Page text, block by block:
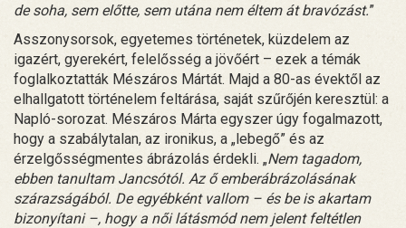
de soha, sem előtte, sem utána nem éltem át bravózást.”
Asszonysorsok, egyetemes történetek, küzdelem az
igazért, gyerekért, felelősség a jövőért – ezek a témák
foglalkoztatták Mészáros Mártát. Majd a 80-as évektől az
elhallgatott történelem feltárása, saját szűrőjén keresztül: a
Napló-sorozat. Mészáros Márta egyszer úgy fogalmazott,
hogy a szabálytalan, az ironikus, a „lebegő” és az
érzelgősségmentes ábrázolás érdekli. „Nem tagadom,
ebben tanultam Jancsótól. Az ő emberábrázolásának
szárazságából. De egyébként vallom – és be is akartam
bizonyítani –, hogy a női látásmód nem jelent feltétlen